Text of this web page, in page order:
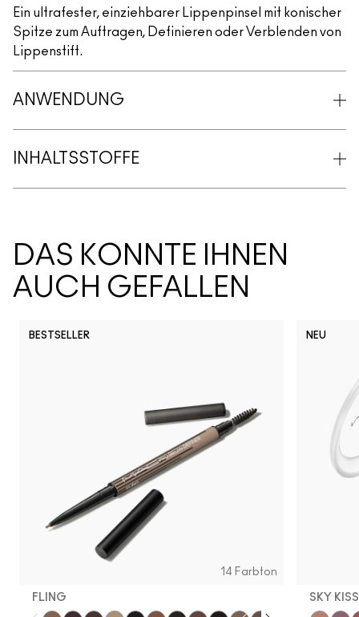
Ein ultrafester, einziehbarer Lippenpinsel mit konischer
Spitze zum Auftragen, Definieren oder Verblenden von
Lippenstift.
ANWENDUNG
INHALTSSTOFFE
DAS KÖNNTE IHNEN
AUCH GEFALLEN
BESTSELLER
14 Farbton
FLING
NEU
SKY